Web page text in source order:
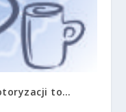
to…